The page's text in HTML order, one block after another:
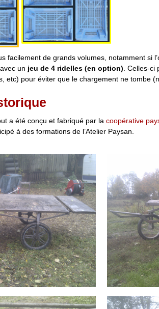
facilement de grands volumes, notamment si
un jeu de 4 ridelles (en option) . Celles-
etc) pour éviter que le chargement ne tombe
a été conçu et fabriqué par la coopérative
à des formations de l’Atelier Paysan.